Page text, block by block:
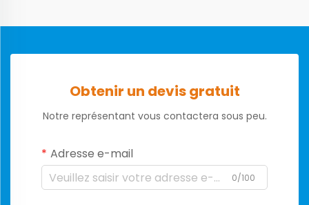
Obtenir un devis gratuit
Notre représentant vous contactera sous peu.
Adresse e-mail
0/100